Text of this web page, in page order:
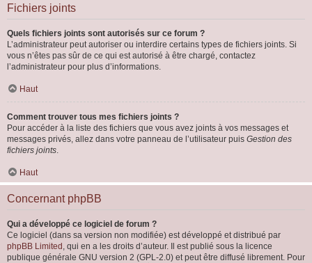
Fichiers joints
Quels fichiers joints sont autorisés sur ce forum ?
L’administrateur peut autoriser ou interdire certains types de fichiers joints. Si
vous n’êtes pas sûr de ce qui est autorisé à être chargé, contactez
l’administrateur pour plus d’informations.
Haut
Comment trouver tous mes fichiers joints ?
Pour accéder à la liste des fichiers que vous avez joints à vos messages et
messages privés, allez dans votre panneau de l’utilisateur puis Gestion des
fichiers joints.
Haut
Concernant phpBB
Qui a développé ce logiciel de forum ?
Ce logiciel (dans sa version non modifiée) est développé et distribué par
phpBB Limited , qui en a les droits d’auteur. Il est publié sous la licence
publique générale GNU version 2 (GPL-2.0) et peut être diffusé librement. Pour